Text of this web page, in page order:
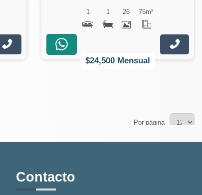
1 1 26 75m²
$24,500 Mensual
Por página
Contacto